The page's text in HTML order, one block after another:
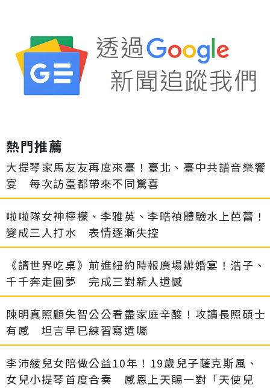
熱門推薦
大提琴家馬友友再度來臺！臺北、臺中共譜音樂饗
宴 每次訪臺都帶來不同驚喜
啦啦隊女神檸檬、李雅英、李晧禎體驗水上芭蕾！
變成三人打水 表情逐漸失控
《請世界吃桌》前進紐約時報廣場辦婚宴！浩子、
千千奔走圓夢 完成三對新人遺憾
陳明真照顧失智公公看盡家庭辛酸！攻讀長照碩士
有感 坦言早已練習寫遺囑
李沛綾兒女陪做公益10年！19歲兒子薩克斯風、
女兒小提琴首度合奏 感恩上天賜一對「天使兒